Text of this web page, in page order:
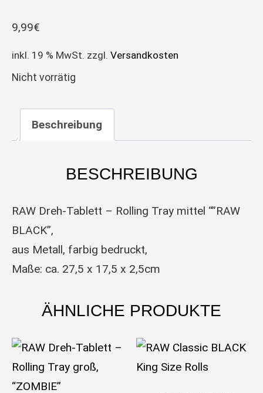
9,99€
inkl. 19 % MwSt. zzgl. Versandkosten
Nicht vorrätig
Beschreibung
BESCHREIBUNG
RAW Dreh-Tablett – Rolling Tray mittel “”RAW
BLACK”,
aus Metall, farbig bedruckt,
Maße: ca. 27,5 x 17,5 x 2,5cm
ÄHNLICHE PRODUKTE